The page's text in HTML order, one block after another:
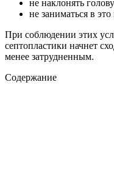
не наклонять
не заниматься в
При соблюдении этих
септопластики начнет
менее затрудненным.
Содержание